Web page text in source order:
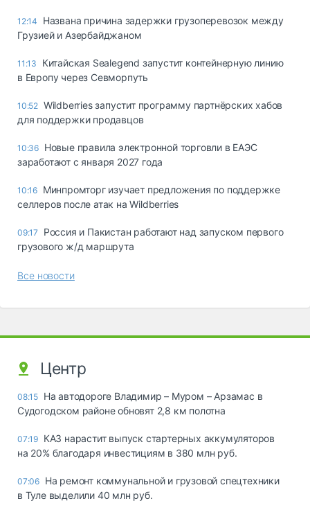
12:14
Названа причина задержки грузоперевозок между
Грузией и Азербайджаном
11:13
Китайская Sealegend запустит контейнерную линию
в Европу через Севморпуть
10:52 Wildberries запустит программу партнёрских хабов
для поддержки продавцов
10:36 Новые правила электронной торговли в ЕАЭС
заработают с января 2027 года
10:16 Минпромторг изучает предложения по поддержке
селлеров после атак на Wildberries
09:17
Россия и Пакистан работают над запуском первого
грузового ж/д маршрута
Все новости
Центр
08:15 На автодороге Владимир – Муром – Арзамас в
Судогодском районе обновят 2,8 км полотна
07:19 КАЗ нарастит выпуск стартерных аккумуляторов
на 20% благодаря инвестициям в 380 млн руб.
07:06 На ремонт коммунальной и грузовой спецтехники
в Туле выделили 40 млн руб.